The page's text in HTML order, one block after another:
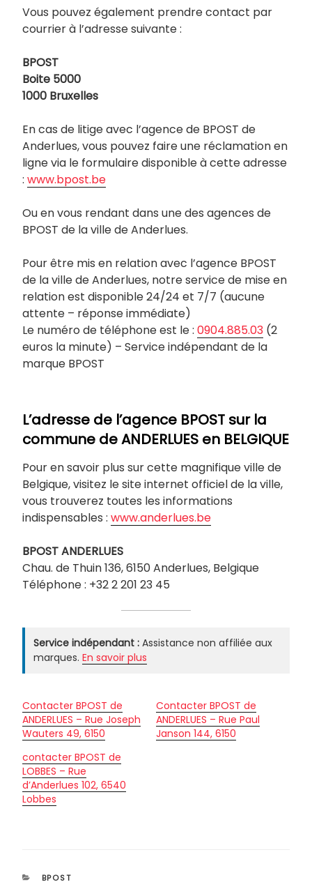
Vous pouvez également prendre contact par
courrier à l’adresse suivante :
BPOST
Boite 5000
1000 Bruxelles
En cas de litige avec l’agence de BPOST de
Anderlues, vous pouvez faire une réclamation en
ligne via le formulaire disponible à cette adresse
: www.bpost.be
Ou en vous rendant dans une des agences de
BPOST de la ville de Anderlues.
Pour être mis en relation avec l’agence BPOST
de la ville de Anderlues, notre service de mise en
relation est disponible 24/24 et 7/7 (aucune
attente – réponse immédiate)
Le numéro de téléphone est le : 0904.885.03 (2
euros la minute) – Service indépendant de la
marque BPOST
L’adresse de l’agence BPOST sur la
commune deANDERLUES en BELGIQUE
Pour en savoir plus sur cette magnifique ville de
Belgique, visitez le site internet officiel de la ville,
vous trouverez toutes les informations
indispensables : www.anderlues.be
BPOSTANDERLUES
Chau. de Thuin 136, 6150 Anderlues, Belgique
Téléphone : +32 2 201 23 45
Service indépendant : Assistance non affiliée aux
marques. En savoir plus
Contacter BPOST de
ANDERLUES – Rue Joseph
Wauters 49, 6150
Contacter BPOST de
ANDERLUES – Rue Paul
Janson 144, 6150
contacter BPOST de
LOBBES – Rue
d’Anderlues 102, 6540
Lobbes
CATÉGORIES
BPOST